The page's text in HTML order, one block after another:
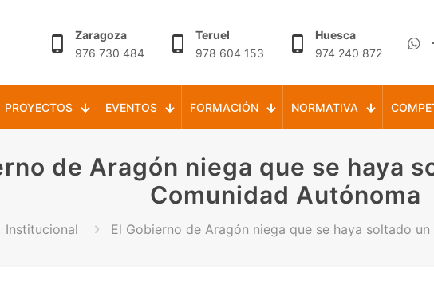
Zaragoza
976 730 484
Teruel
978 604 153
Huesca
974 240 872
PROYECTOS EVENTOS FORMACIÓN NORMATIVA
de Aragón niega que se haya
Comunidad Autónoma
Institucional El Gobierno de Aragón niega que se haya soltado